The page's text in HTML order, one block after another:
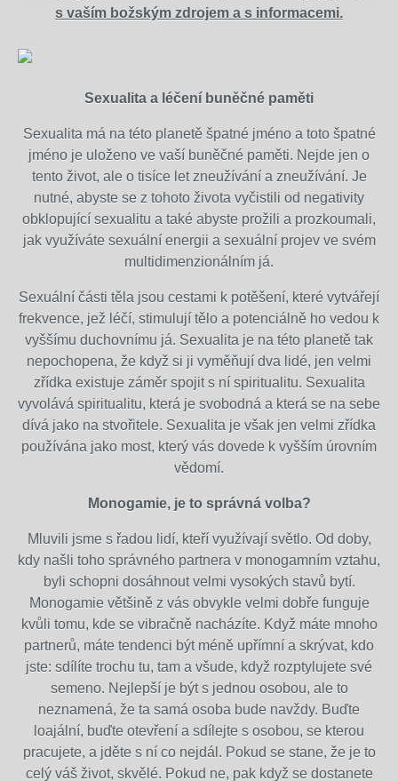
s vaším božským zdrojem a s informacemi.
Sexualita a léčení buněčné paměti
Sexualita má na této planetě špatné jméno a toto špatné
jméno je uloženo ve vaší buněčné paměti. Nejde jen o
tento život, ale o tisíce let zneužívání a zneužívání. Je
nutné, abyste se z tohoto života vyčistili od negativity
obklopující sexualitu a také abyste prožili a prozkoumali,
jak využíváte sexuální energii a sexuální projev ve svém
multidimenzionálním já.
Sexuální části těla jsou cestami k potěšení, které vytvářejí
frekvence, jež léčí, stimulují tělo a potenciálně ho vedou k
vyššímu duchovnímu já. Sexualita je na této planetě tak
nepochopena, že když si ji vyměňují dva lidé, jen velmi
zřídka existuje záměr spojit s ní spiritualitu. Sexualita
vyvolává spiritualitu, která je svobodná a která se na sebe
dívá jako na stvořitele. Sexualita je však jen velmi zřídka
používána jako most, který vás dovede k vyšším úrovním
vědomí.
Monogamie, je to správná volba?
Mluvili jsme s řadou lidí, kteří využívají světlo. Od doby,
kdy našli toho správného partnera v monogamním vztahu,
byli schopni dosáhnout velmi vysokých stavů bytí.
Monogamie většině z vás obvykle velmi dobře funguje
kvůli tomu, kde se vibračně nacházíte. Když máte mnoho
partnerů, máte tendenci být méně upřímní a skrývat, kdo
jste: sdílíte trochu tu, tam a všude, když rozptylujete své
semeno. Nejlepší je být s jednou osobou, ale to
neznamená, že ta samá osoba bude navždy. Buďte
loajální, buďte otevření a sdílejte s osobou, se kterou
pracujete, a jděte s ní co nejdál. Pokud se stane, že je to
celý váš život, skvělé. Pokud ne, pak když se dostanete